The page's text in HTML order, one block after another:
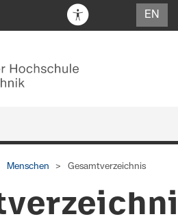
EN
Menschen Gesamtverzeichnis